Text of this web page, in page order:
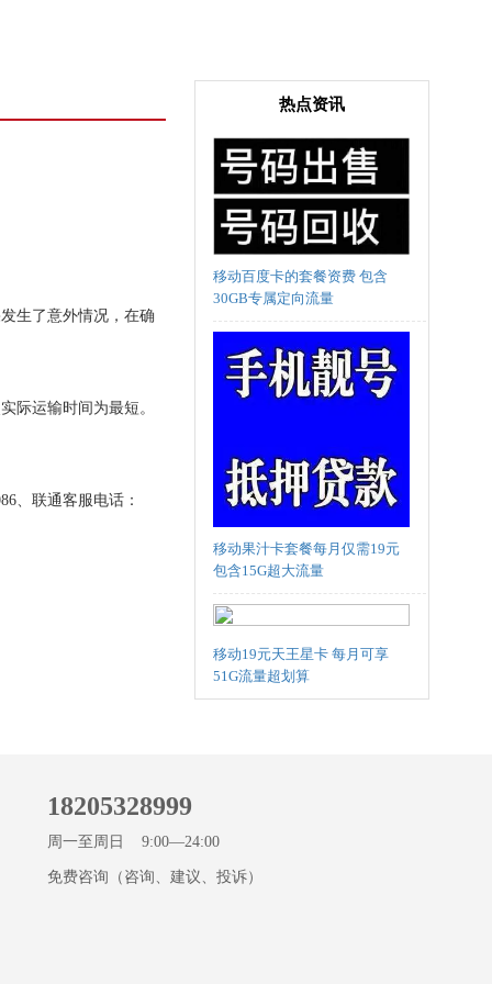
生了意外情况，在确
际运输时间为最短。
、联通客服电话：
热点资讯
移动百度卡的套餐资费 包含
30GB专属定向流量
移动果汁卡套餐每月仅需19元
包含15G超大流量
移动19元天王星卡 每月可享
51G流量超划算
18205328999
周一至周日 9:00—24:00
免费咨询（咨询、建议、投诉）